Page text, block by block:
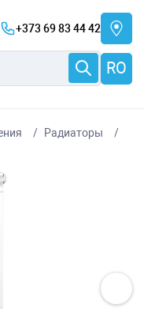
+373 69 83 44 42
RO
Радиаторы